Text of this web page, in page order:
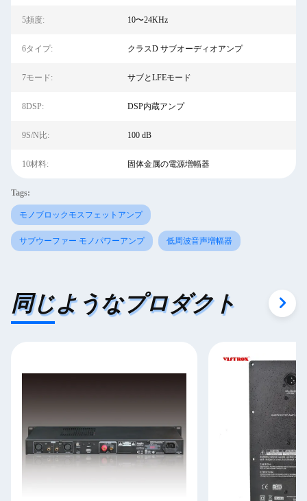
5頻度: 10〜24KHz
6タイプ: クラスD サブオーディオアンプ
7モード: サブとLFEモード
8DSP: DSP内蔵アンプ
9S/N比: 100 dB
10材料: 固体金属の電源増幅器
Tags:
モノブロックモスフェットアンプ
サブウーファー モノパワーアンプ 低周波音声増幅器
同じようなプロダクト